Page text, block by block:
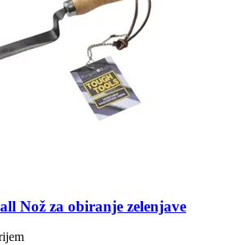
Nož za obiranje zelenjave